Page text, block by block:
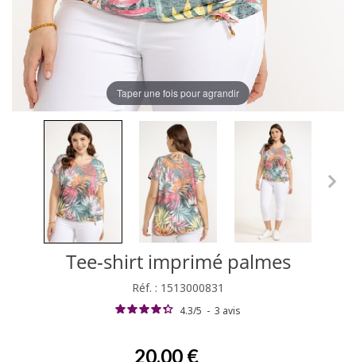
Taper une fois pour agrandir
Tee-shirt imprimé palmes
Réf. : 1513000831
4.3/5 - 3 avis
20,00 €